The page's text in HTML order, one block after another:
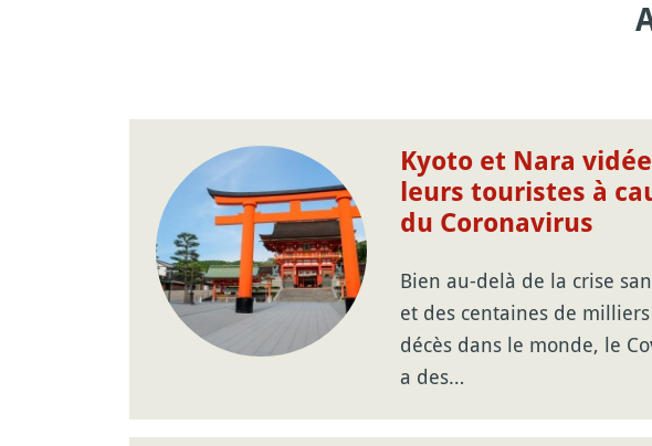
Kyoto et Nara
leurs touristes à
du Coronavirus
Bien au-delà de la crise
et des centaines de
décès dans le monde, le
a des…